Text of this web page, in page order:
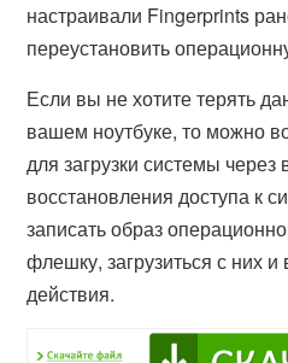
настраивали Fingerprints
переустановить
Если вы не хотите терять
вашем ноутбуке, то можно
для загрузки системы
восстановления доступа к
записать образ
флешку, загрузиться с них
действия.